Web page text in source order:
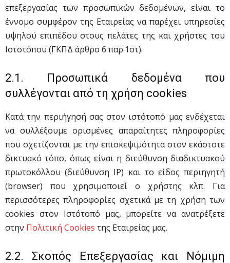
επεξεργασίας των προσωπικών δεδομένων, είναι το
έννομο συμφέρον της Εταιρείας να παρέχει υπηρεσίες
υψηλού επιπέδου στους πελάτες της και χρήστες του
Ιστοτόπου (ΓΚΠΔ άρθρο 6 παρ.1στ).
2.1. Προσωπικά δεδομένα που
συλλέγονται από τη χρήση cookies
Κατά την περιήγησή σας στον ιστότοπό μας ενδέχεται
να συλλέξουμε ορισμένες απαραίτητες πληροφορίες
που σχετίζονται με την επισκεψιμότητα στον εκάστοτε
δικτυακό τόπο, όπως είναι η διεύθυνση διαδικτυακού
πρωτοκόλλου (διεύθυνση IP) και το είδος περιηγητή
(browser) που χρησιμοποιεί ο χρήστης κλπ. Για
περισσότερες πληροφορίες σχετικά με τη χρήση των
cookies στον Ιστότοπό μας, μπορείτε να ανατρέξετε
στην Πολιτική Cookies της Εταιρείας μας.
2.2. Σκοπός Επεξεργασίας και Νόμιμη